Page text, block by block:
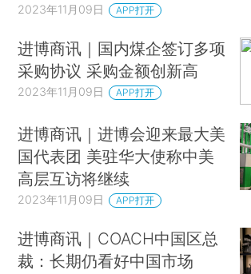
2023年11月09日 APP打开
进博商讯｜国内煤企签订多项
采购协议 采购金额创新高
2023年11月09日 APP打开
进博商讯｜进博会迎来最大美
国代表团 美驻华大使称中美
高层互访将继续
2023年11月09日 APP打开
进博商讯｜COACH中国区总
裁：长期仍看好中国市场